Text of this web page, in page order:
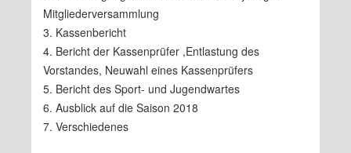
Mitgliederversammlung
3. Kassenbericht
4. Bericht der Kassenprüfer ,Entlastung des
Vorstandes, Neuwahl eines Kassenprüfers
5. Bericht des Sport- und Jugendwartes
6. Ausblick auf die Saison 2018
7. Verschiedenes